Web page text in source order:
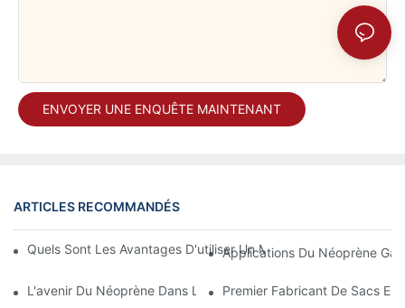
ENVOYER UNE ENQUÊTE MAINTENANT
ARTICLES RECOMMANDÉS
Quels Sont Les Avantages D'utiliser Un Manchon En Néoprène
Applications Du Néoprène
L'avenir Du Néoprène Dans La Mode Et L'industrie
Premier Fabricant De Sacs En